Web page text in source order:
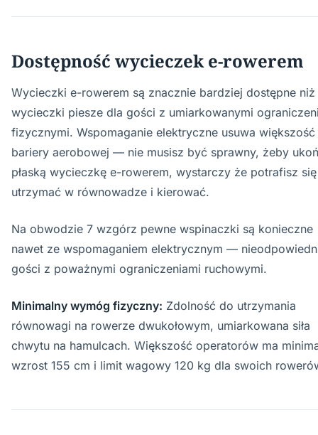
Dostępność wycieczek e-rowerem
Wycieczki e-rowerem są znacznie bardziej dostępne niż
wycieczki piesze dla gości z umiarkowanymi
fizycznymi. Wspomaganie elektryczne usuwa większość
bariery aerobowej — nie musisz być sprawny, żeby
płaską wycieczkę e-rowerem, wystarczy że potrafisz się
utrzymać w równowadze i kierować.
Na obwodzie 7 wzgórz pewne wspinaczki są konieczne
nawet ze wspomaganiem elektrycznym —
gości z poważnymi ograniczeniami ruchowymi.
Minimalny wymóg fizyczny: Zdolność do utrzymania
równowagi na rowerze dwukołowym, umiarkowana siła
chwytu na hamulcach. Większość operatorów ma
wzrost 155 cm i limit wagowy 120 kg dla swoich